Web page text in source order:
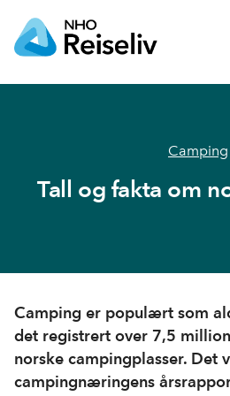
Camping
Tall og fakta om
Camping er populært som
det registrert over 7,5
norske campingplasser. Det
campingnæringens